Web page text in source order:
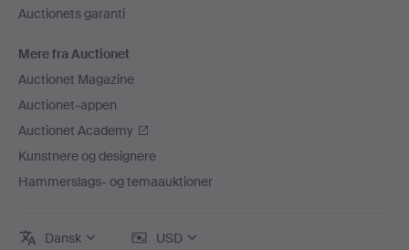
Auctionets garanti
Mere fra Auctionet
Auctionet Magazine
Auctionet-appen
Auctionet Academy
Kunstnere og designere
Hammerslags- og temaauktioner
Dansk USD